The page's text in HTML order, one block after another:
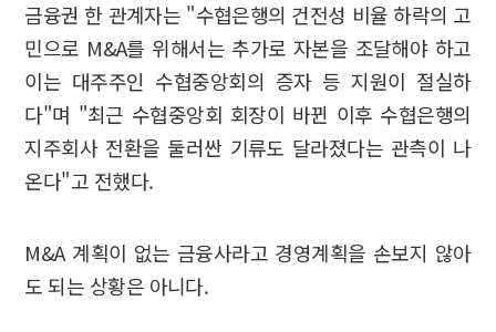
금융권 한 관계자는 "수협은행의 건전성 비율 하락의 고
민으로 M&A를 위해서는 추가로 자본을 조달해야 하고
이는 대주주인 수협중앙회의 증자 등 지원이 절실하
다"며 "최근 수협중앙회 회장이 바뀐 이후 수협은행의
지주회사 전환을 둘러싼 기류도 달라졌다는 관측이 나
온다"고 전했다.
M&A 계획이 없는 금융사라고 경영계획을 손보지 않아
도 되는 상황은 아니다.